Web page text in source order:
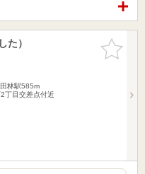
お気に入
りに追加
）
林駅585m
丁目交差点付近